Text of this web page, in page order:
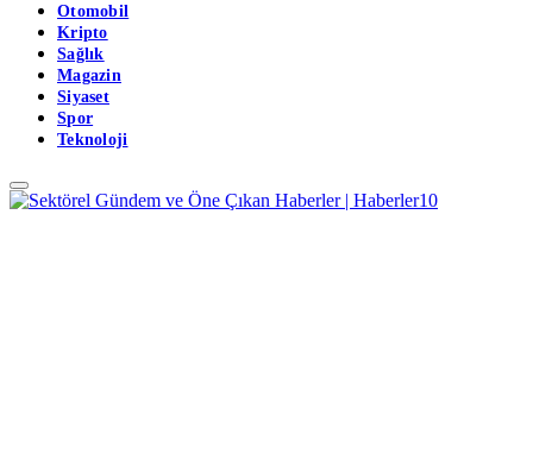
Otomobil
Kripto
Sağlık
Magazin
Siyaset
Spor
Teknoloji